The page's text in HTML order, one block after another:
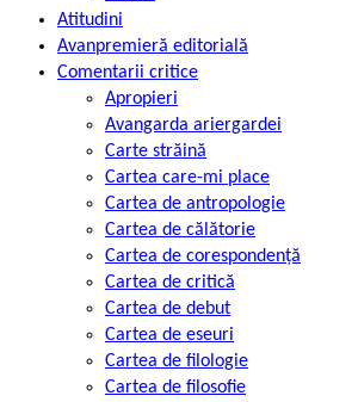
Atitudini
Avanpremieră editorială
Comentarii critice
Apropieri
Avangarda ariergardei
Carte străină
Cartea care-mi place
Cartea de antropologie
Cartea de călătorie
Cartea de corespondență
Cartea de critică
Cartea de debut
Cartea de eseuri
Cartea de filologie
Cartea de filosofie